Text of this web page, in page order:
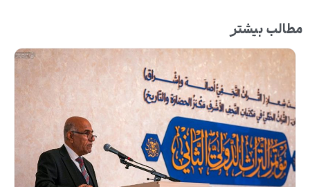
مطالب بیشتر